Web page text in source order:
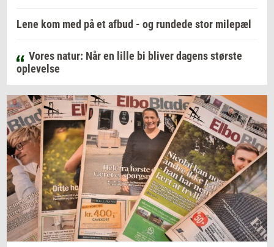
Lene kom med på et afbud - og rundede stor milepæl
Vores natur: Når en lille bi bliver dagens største
oplevelse